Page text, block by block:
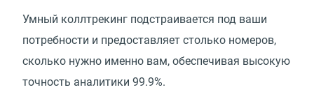
Умный коллтрекинг подстраивается под ваши
потребности и предоставляет столько номеров,
сколько нужно именно вам, обеспечивая высокую
точность аналитики 99.9%.